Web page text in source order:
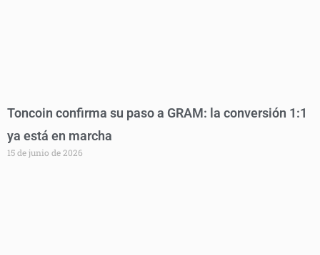
Toncoin confirma su paso a GRAM: la conversión 1:1
ya está en marcha
15 de junio de 2026